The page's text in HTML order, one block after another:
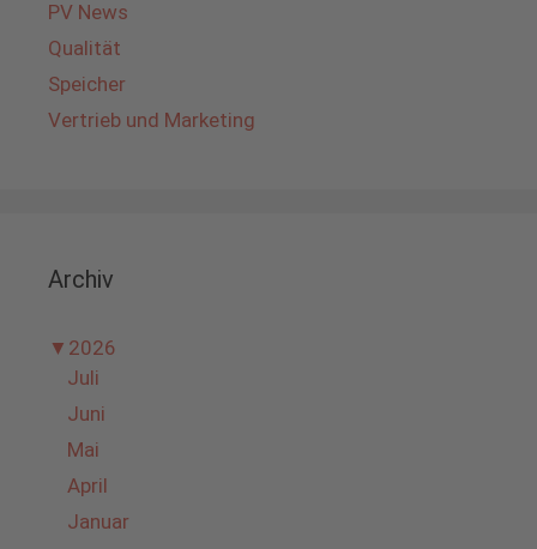
PV News
Qualität
Speicher
Vertrieb und Marketing
Archiv
▼ 2026
Juli
Juni
Mai
April
Januar